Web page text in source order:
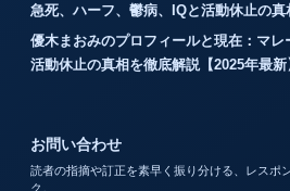
急死、ハーフ、鬱病、IQと活動休止の真
優木まおみのプロフィールと現在：マ
活動休止の真相を徹底解説【2025年最新
お問い合わせ
読者の指摘や訂正を素早く振り分ける、レスポ
ク。